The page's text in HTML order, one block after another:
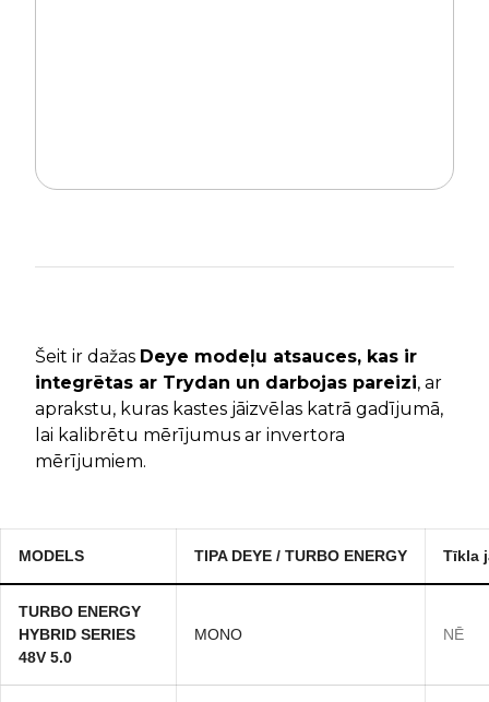
Šeit ir dažas Deye modeļu atsauces, kas ir
integrētas ar Trydan un darbojas pareizi, ar
aprakstu, kuras kastes jāizvēlas katrā gadījumā,
lai kalibrētu mērījumus ar invertora
mērījumiem.
MODELS TIPA DEYE / TURBO ENERGY Tīkla
TURBO ENERGY
HYBRID SERIES
48V 5.0
MONO NĒ